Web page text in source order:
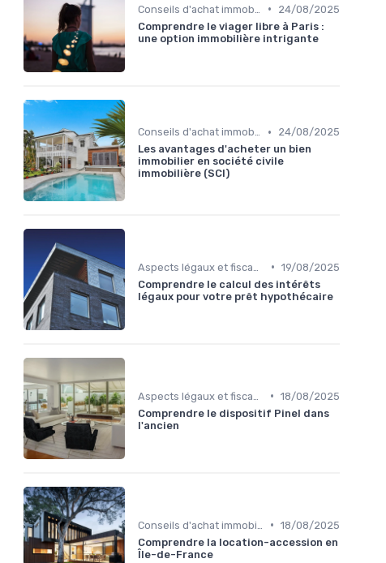
•
24/08/2025
Comprendre le viager libre à Paris :
une option immobilière intrigante
Conseils d'achat immobilier •
24/08/2025
Les avantages d'acheter un bien
immobilier en société civile
immobilière (SCI)
• 19/08/2025
Comprendre le calcul des intérêts
légaux pour votre prêt hypothécaire
• 18/08/2025
Comprendre le dispositif Pinel dans
l'ancien
• 18/08/2025
Comprendre la location-accession en
Île-de-France